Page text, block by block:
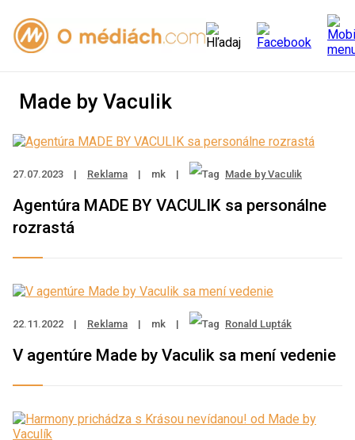
Made by Vaculik
27.07.2023 | Reklama | mk | Made by Vaculik
Agentúra MADE BY VACULIK sa personálne
rozrastá
22.11.2022 | Reklama | mk | Ronald Lupták
V agentúre Made by Vaculik sa mení vedenie